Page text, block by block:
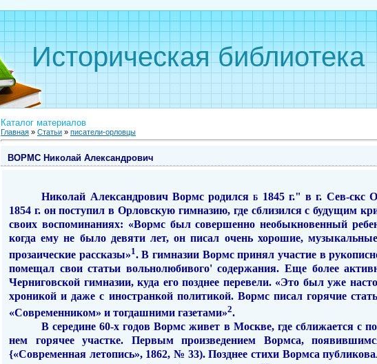
Историческая библиотека
Каталог материалов
Главная » Статьи » писатели-орловцы
ВОРМС Николай Александрович
Николай Александрович Вормс родилсяб 1845 г." в г. Сев-скс
1854 г. он посту­пил в Орловскую гимназию, где сблизился с будущим
своих воспоминаниях: «Вормс был совершенно необыкновенный
когда ему не было девяти лет, он писал очень хорошие,
прозаические рассказы»1. В гимназии Вормс принял участие в
помещал свои статьи вольнолюбивого' содержания. Еще более
Черниговской гимназии, куда его позднее перевели. «Это был уже
хроникой и даже с иност­ранкой политикой. Вормс писал горячие
«Современником» и тогдашними газетами»2.
В середине 60-х годов Вормс живет в Москве, где сближает­ся
нем горячее участке. Первым произведением Вормса,
{«Современная летопись», 1862, № 33). Позднее стихи Вормса